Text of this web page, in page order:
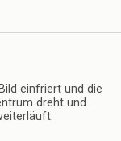
einfriert und die
dreht und